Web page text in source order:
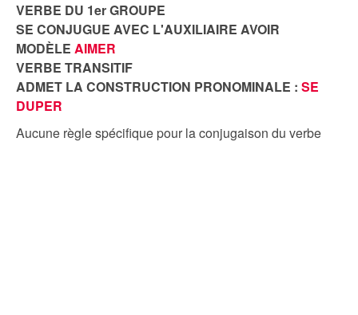
VERBE DU 1er GROUPE
SE CONJUGUE AVEC L'AUXILIAIRE AVOIR
MODÈLE AIMER
VERBE TRANSITIF
ADMET LA CONSTRUCTION PRONOMINALE : SE
DUPER
Aucune règle spécifique pour la conjugaison du verbe